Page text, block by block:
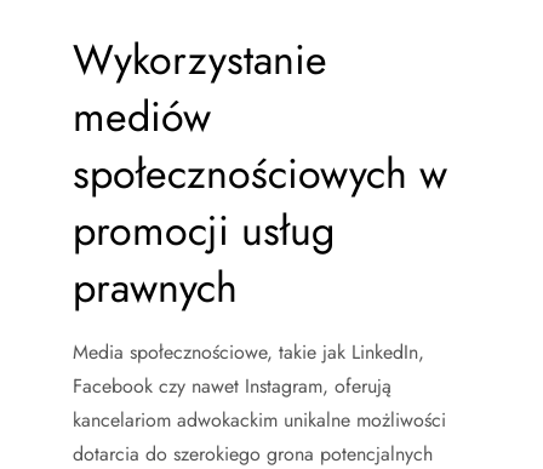
Wykorzystanie
mediów
społecznościowych w
promocji usług
prawnych
Media społecznościowe, takie jak LinkedIn,
Facebook czy nawet Instagram, oferują
kancelariom adwokackim unikalne możliwości
dotarcia do szerokiego grona potencjalnych